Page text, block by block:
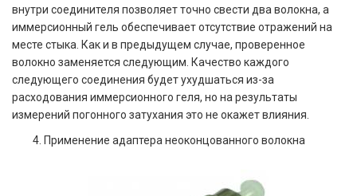
внутри соединителя позволяет точно свести два волокна, а
иммерсионный гель обеспечивает отсутствие отражений на
месте стыка. Как и в предыдущем случае, проверенное
волокно заменяется следующим. Качество каждого
следующего соединения будет ухудшаться из-за
расходования иммерсионного геля, но на результаты
измерений погонного затухания это не окажет влияния.
Применение адаптера неоконцованного волокна